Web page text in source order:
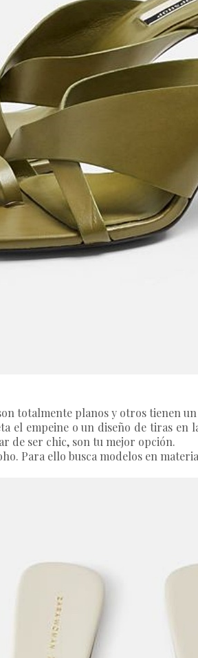
totalmente planos y otros tienen
el empeine o un diseño de tiras en
de ser chic, son tu mejor opción.
Para ello busca modelos en